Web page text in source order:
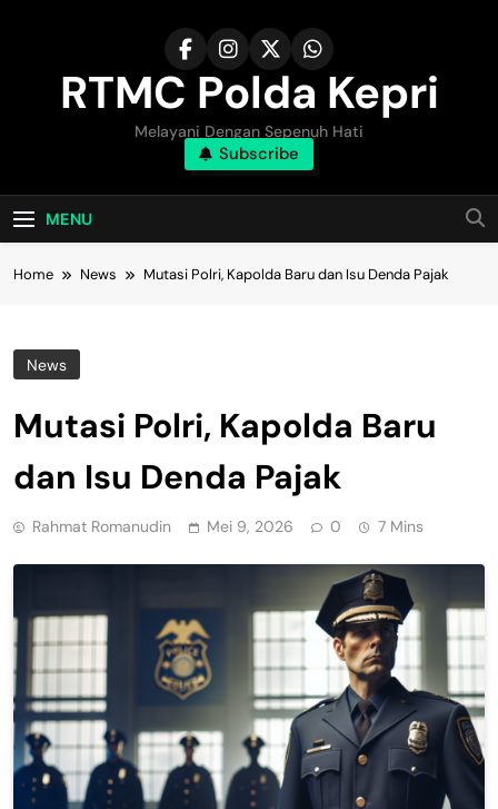
RTMC Polda Kepri
Melayani Dengan Sepenuh Hati
Subscribe
MENU
Home News Mutasi Polri, Kapolda Baru dan Isu Denda Pajak
News
Mutasi Polri, Kapolda Baru
dan Isu Denda Pajak
Rahmat Romanudin Mei 9, 2026 0 7 Mins